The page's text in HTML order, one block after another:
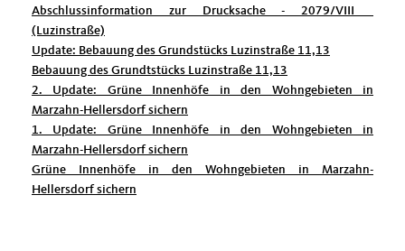
Abschlussinformation zur Drucksache - 2079/VIII
(Luzinstraße)
Update: Bebauung des Grundstücks Luzinstraße 11,13
Bebauung des Grundtstücks Luzinstraße 11,13
2. Update: Grüne Innenhöfe in den Wohngebieten in
Marzahn-Hellersdorf sichern
1. Update: Grüne Innenhöfe in den Wohngebieten in
Marzahn-Hellersdorf sichern
Grüne Innenhöfe in den Wohngebieten in Marzahn-
Hellersdorf sichern